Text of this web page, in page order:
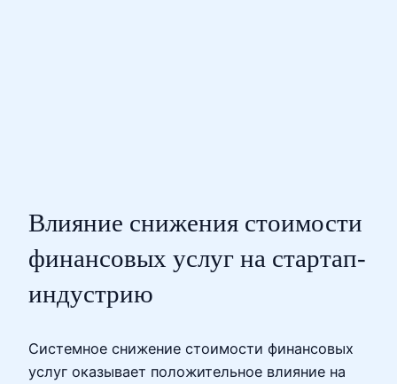
Влияние снижения стоимости
финансовых услуг на стартап-
индустрию
Системное снижение стоимости финансовых
услуг оказывает положительное влияние на